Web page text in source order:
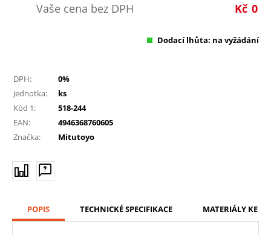
Vaše cena bez DPH 0
Kč
Dodací lhůta: na vyžádání
DPH:
0%
Jednotka:
ks
Kód 1:
518-244
EAN:
4946368760605
Značka:
Mitutoyo
POPIS TECHNICKÉ SPECIFIKACE MATERIÁLY KE